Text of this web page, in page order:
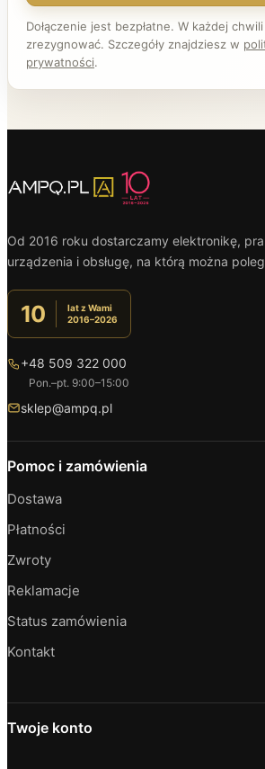
Dołączenie jest bezpłatne. W każdej
zrezygnować. Szczegóły znajdziesz w
prywatności.
Od 2016 roku dostarczamy elektronikę,
urządzenia i obsługę, na którą można
10
lat z Wami
2016–2026
+48 509 322 000
Pon.–pt. 9:00–15:00
sklep@ampq.pl
Pomoc i zamówienia
Dostawa
Płatności
Zwroty
Reklamacje
Status zamówienia
Kontakt
Twoje konto